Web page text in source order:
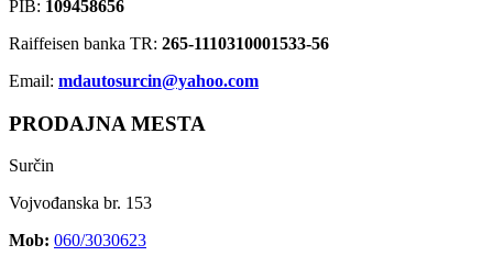
PIB: 109458656
Raiffeisen banka TR: 265-1110310001533-56
Email: mdautosurcin@yahoo.com
PRODAJNA MESTA
Surčin
Vojvođanska br. 153
Mob: 060/3030623